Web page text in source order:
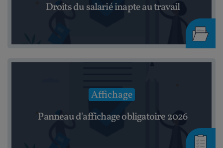
Droits du salarié inapte au travail
Affichage
Panneau d'affichage obligatoire 2026